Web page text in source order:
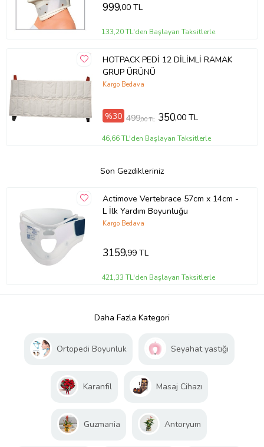
999,00 TL
133,20 TL'den Başlayan Taksitlerle
HOTPACK PEDİ 12 DİLİMLİ RAMAK
GRUP ÜRÜNÜ
Kargo Bedava
%30 499,00 TL 350,00 TL
46,66 TL'den Başlayan Taksitlerle
Son Gezdikleriniz
Actimove Vertebrace 57cm x 14cm -
L İlk Yardım Boyunluğu
Kargo Bedava
3159,99 TL
421,33 TL'den Başlayan Taksitlerle
Daha Fazla Kategori
Ortopedi Boyunluk Seyahat yastığı
Karanfil Masaj Cihazı
Guzmania Antoryum